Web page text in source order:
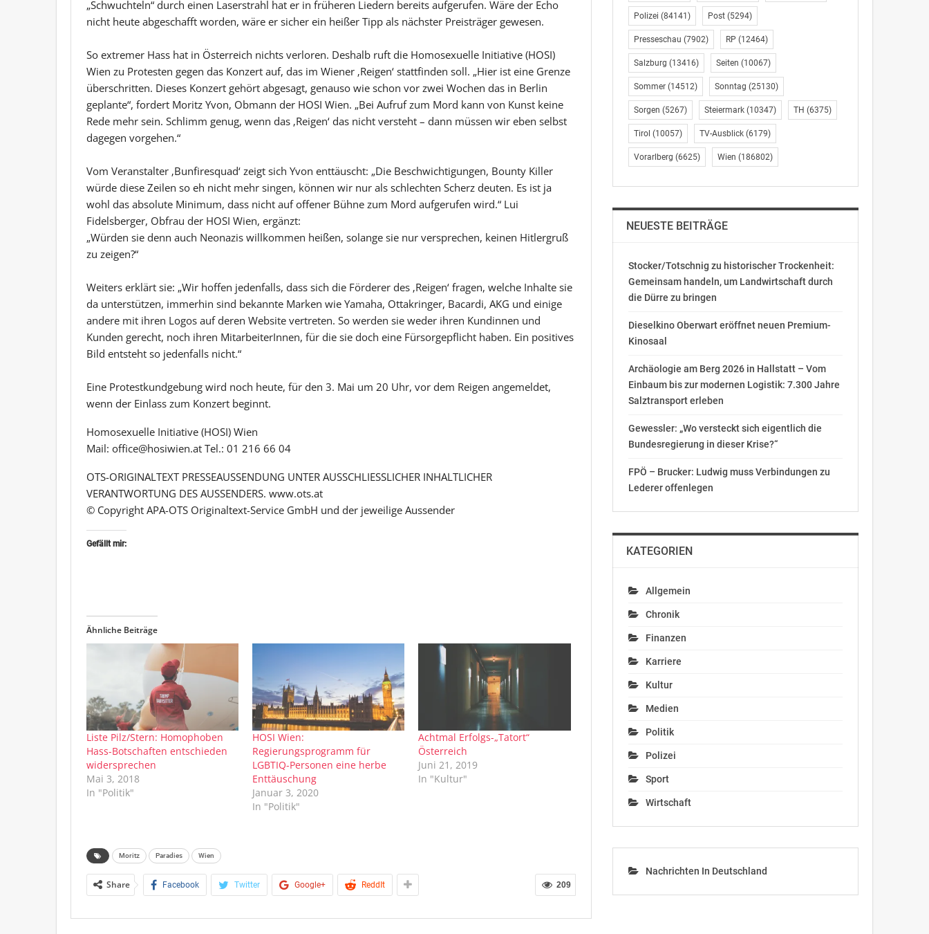
„Schwuchteln“ durch einen Laserstrahl hat er in früheren Liedern bereits aufgerufen. Wäre der Echo
nicht heute abgeschafft worden, wäre er sicher ein heißer Tipp als nächster Preisträger gewesen.
So extremer Hass hat in Österreich nichts verloren. Deshalb ruft die Homosexuelle Initiative (HOSI)
Wien zu Protesten gegen das Konzert auf, das im Wiener ‚Reigen‘ stattfinden soll. „Hier ist eine Grenze
überschritten. Dieses Konzert gehört abgesagt, genauso wie schon vor zwei Wochen das in Berlin
geplante“, fordert Moritz Yvon, Obmann der HOSI Wien. „Bei Aufruf zum Mord kann von Kunst keine
Rede mehr sein. Schlimm genug, wenn das ‚Reigen‘ das nicht versteht – dann müssen wir eben selbst
dagegen vorgehen.“
Vom Veranstalter ‚Bunfiresquad‘ zeigt sich Yvon enttäuscht: „Die Beschwichtigungen, Bounty Killer
würde diese Zeilen so eh nicht mehr singen, können wir nur als schlechten Scherz deuten. Es ist ja
wohl das absolute Minimum, dass nicht auf offener Bühne zum Mord aufgerufen wird.“ Lui
Fidelsberger, Obfrau der HOSI Wien, ergänzt:
„Würden sie denn auch Neonazis willkommen heißen, solange sie nur versprechen, keinen Hitlergruß
zu zeigen?“
Weiters erklärt sie: „Wir hoffen jedenfalls, dass sich die Förderer des ‚Reigen‘ fragen, welche Inhalte sie
da unterstützen, immerhin sind bekannte Marken wie Yamaha, Ottakringer, Bacardi, AKG und einige
andere mit ihren Logos auf deren Website vertreten. So werden sie weder ihren Kundinnen und
Kunden gerecht, noch ihren MitarbeiterInnen, für die sie doch eine Fürsorgepflicht haben. Ein positives
Bild entsteht so jedenfalls nicht.“
Eine Protestkundgebung wird noch heute, für den 3. Mai um 20 Uhr, vor dem Reigen angemeldet,
wenn der Einlass zum Konzert beginnt.
Homosexuelle Initiative (HOSI) Wien
Mail: office@hosiwien.at Tel.: 01 216 66 04
OTS-ORIGINALTEXT PRESSEAUSSENDUNG UNTER AUSSCHLIESSLICHER INHALTLICHER
VERANTWORTUNG DES AUSSENDERS. www.ots.at
© Copyright APA-OTS Originaltext-Service GmbH und der jeweilige Aussender
Gefällt mir:
Ähnliche Beiträge
Liste Pilz/Stern: Homophoben
Hass-Botschaften entschieden
widersprechen
Mai 3, 2018
In "Politik"
HOSI Wien:
Regierungsprogramm für
LGBTIQ-Personen eine herbe
Enttäuschung
Januar 3, 2020
In "Politik"
Achtmal Erfolgs-„Tatort“
Österreich
Juni 21, 2019
In "Kultur"
Moritz Paradies Wien
209
Share Facebook Twitter Google+ ReddIt
Polizei (84141) Post(5294)
Presseschau (7902) RP (12464)
Salzburg (13416) Seiten (10067)
Sommer(14512) Sonntag (25130)
Sorgen (5267) Steiermark(10347) TH (6375)
Tirol (10057) TV-Ausblick(6179)
Vorarlberg (6625) Wien (186802)
NEUESTE BEITRÄGE
Stocker/Totschnig zu historischer Trockenheit:
Gemeinsam handeln, um Landwirtschaft durch
die Dürre zu bringen
Dieselkino Oberwart eröffnet neuen Premium-
Kinosaal
Archäologie am Berg 2026 in Hallstatt – Vom
Einbaum bis zur modernen Logistik: 7.300 Jahre
Salztransport erleben
Gewessler: „Wo versteckt sich eigentlich die
Bundesregierung in dieser Krise?“
FPÖ – Brucker: Ludwig muss Verbindungen zu
Lederer offenlegen
KATEGORIEN
Allgemein
Chronik
Finanzen
Karriere
Kultur
Medien
Politik
Polizei
Sport
Wirtschaft
Nachrichten In Deutschland